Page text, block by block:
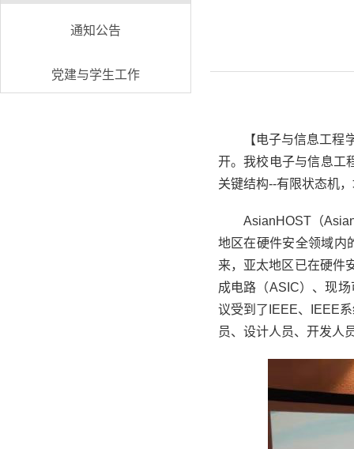
通知公告
党建与学生工作
【电子与信息工
开。我校电子与信息工
关键结构--有限状态机
AsianHOST（
地区在硬件安全领域
来，亚太地区已在硬件
成电路（ASIC）、现
议受到了IEEE、IEEE
员、设计人员、开发人